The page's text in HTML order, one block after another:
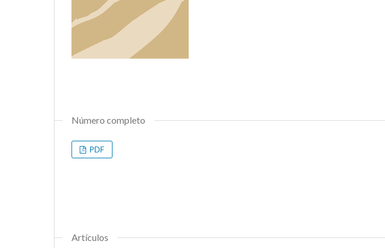
Número completo
PDF
Artículos